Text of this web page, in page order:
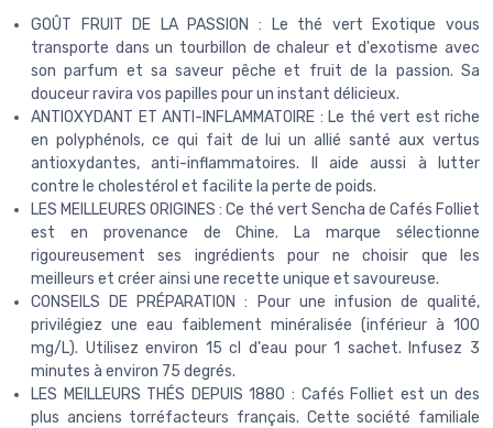
GOÛT FRUIT DE LA PASSION : Le thé vert Exotique vous
transporte dans un tourbillon de chaleur et d'exotisme avec
son parfum et sa saveur pêche et fruit de la passion. Sa
douceur ravira vos papilles pour un instant délicieux.
ANTIOXYDANT ET ANTI-INFLAMMATOIRE : Le thé vert est riche
en polyphénols, ce qui fait de lui un allié santé aux vertus
antioxydantes, anti-inflammatoires. Il aide aussi à lutter
contre le cholestérol et facilite la perte de poids.
LES MEILLEURES ORIGINES : Ce thé vert Sencha de Cafés Folliet
est en provenance de Chine. La marque sélectionne
rigoureusement ses ingrédients pour ne choisir que les
meilleurs et créer ainsi une recette unique et savoureuse.
CONSEILS DE PRÉPARATION : Pour une infusion de qualité,
privilégiez une eau faiblement minéralisée (inférieur à 100
mg/L). Utilisez environ 15 cl d'eau pour 1 sachet. Infusez 3
minutes à environ 75 degrés.
LES MEILLEURS THÉS DEPUIS 1880 : Cafés Folliet est un des
plus anciens torréfacteurs français. Cette société familiale